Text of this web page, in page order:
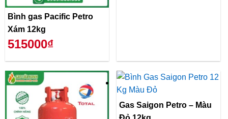
Bình gas Pacific Petro
Xám 12kg
515000₫
Gas Saigon Petro – Màu